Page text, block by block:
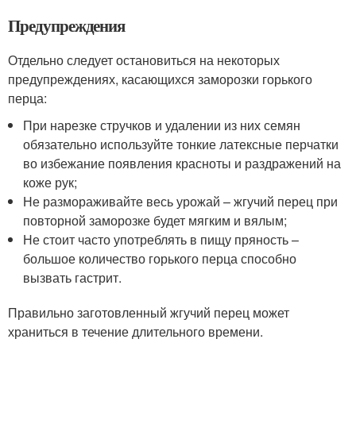
Предупреждения
Отдельно следует остановиться на некоторых
предупреждениях, касающихся заморозки горького
перца:
При нарезке стручков и удалении из них семян
обязательно используйте тонкие латексные перчатки
во избежание появления красноты и раздражений на
коже рук;
Не размораживайте весь урожай – жгучий перец при
повторной заморозке будет мягким и вялым;
Не стоит часто употреблять в пищу пряность –
большое количество горького перца способно
вызвать гастрит.
Правильно заготовленный жгучий перец может
храниться в течение длительного времени.